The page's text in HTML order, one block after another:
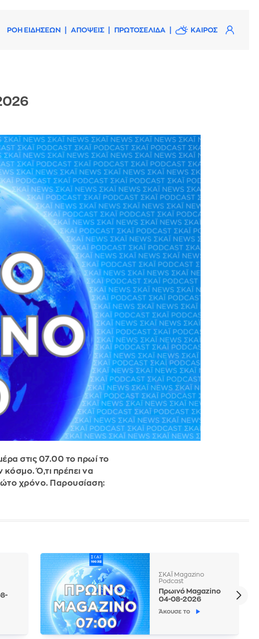
ΡΟΗ ΕΙΔΗΣΕΩΝ ΑΠΟΨΕΙΣ ΠΡΩΤΟΣΕΛΙΔΑ ΚΑΙΡΟΣ
στις 07.00 το πρωί το
Ό,τι πρέπει να
χρόνο. Παρουσίαση:
ΣΚΑΪ Magazino
Podcast
Πρωινό Magazino
04-08-2026
Άκουσε το